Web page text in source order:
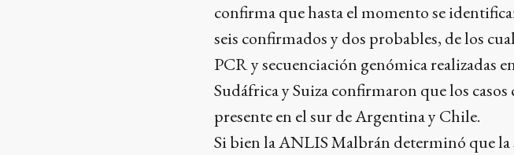
confirma que hasta el momento se
seis confirmados y dos probables, de los
PCR y secuenciación genómica realizadas
Sudáfrica y Suiza confirmaron que los
presente en el sur de Argentina y Chile.
Si bien la ANLIS Malbrán determinó que